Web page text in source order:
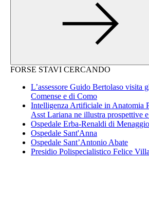
FORSE STAVI CERCANDO
L’assessore Guido Bertolaso visita
Comense e di Como
Intelligenza Artificiale in Anatomia
Asst Lariana ne illustra prospettive
Ospedale Erba-Renaldi di Menaggio
Ospedale Sant'Anna
Ospedale Sant’Antonio Abate
Presidio Polispecialistico Felice